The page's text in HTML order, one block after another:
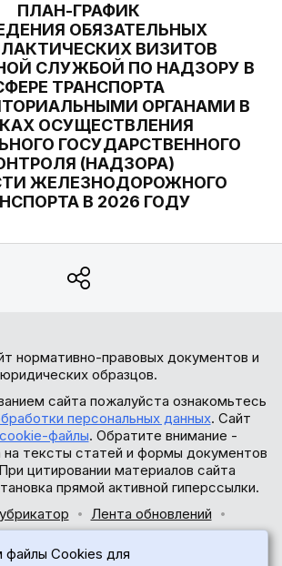
ПЛАН-ГРАФИК
ОБЯЗАТЕЛЬНЫХ
ВИЗИТОВ
СЛУЖБОЙ ПО НАДЗОРУ В
ТРАНСПОРТА
ОРГАНАМИ В
ОСУЩЕСТВЛЕНИЯ
ГОСУДАРСТВЕННОГО
(НАДЗОРА)
ЖЕЛЕЗНОДОРОЖНОГО
В 2026 ГОДУ
нормативно-правовых документов и
юридических образцов.
сайта пожалуйста ознакомьтесь
персональных данных. Сайт
cookie-файлы. Обратите внимание -
на тексты статей и формы документов
цитировании материалов сайта
прямой активной гиперссылки.
Лента обновлений
Cookies для